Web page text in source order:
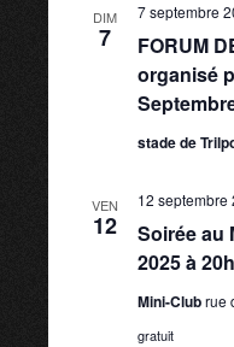
DIM
7
FORUM
organisé
7 septembre
stade de
VEN
12
Soirée au
2025 à
12 septembre
Mini-Clubrue
gratuit